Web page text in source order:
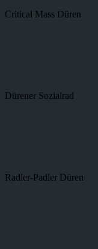
Critical Mass Düren
Dürener Sozialrad
Radler-Padler Düren